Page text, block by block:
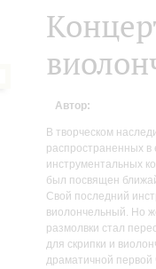
Автор:
В творческом
распространенных в
инструментальных
был посвящен
Свой последний
виолончельный. Но
размолвки стал
для скрипки и
драматичной первой